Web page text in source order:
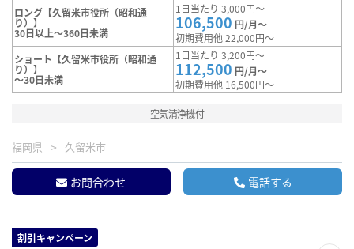
ロング【久留米市役所（昭和通
り）】
30日以上～360日未満
1日当たり 3,000円～
106,500 円/月～
初期費用他 22,000円～
ショート【久留米市役所（昭和通
り）】
～30日未満
1日当たり 3,200円～
112,500 円/月～
初期費用他 16,500円～
空気清浄機付
福岡県 久留米市
お問合わせ 電話する
割引キャンペーン